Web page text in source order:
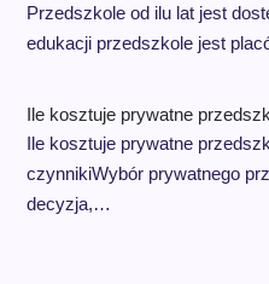
Przedszkole od ilu lat jest
edukacji przedszkole jest
Ile kosztuje prywatne
Ile kosztuje prywatne
czynnikiWybór prywatnego
decyzja,…